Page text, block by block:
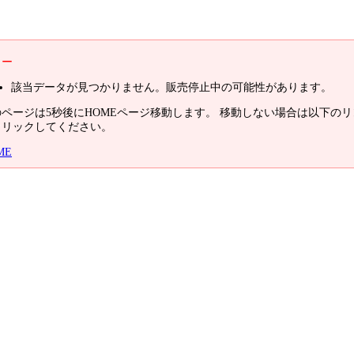
該当データが見つかりません。販売停止中の可能性があります。
ページは5秒後にHOMEページ移動します。 移動しない場合は以下の
ックしてください。